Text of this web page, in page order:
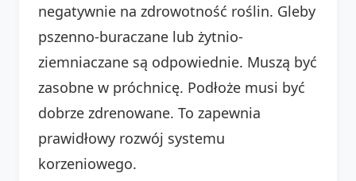
negatywnie na zdrowotność roślin. Gleby
pszenno-buraczane lub żytnio-
ziemniaczane są odpowiednie. Muszą być
zasobne w próchnicę. Podłoże musi być
dobrze zdrenowane. To zapewnia
prawidłowy rozwój systemu
korzeniowego.